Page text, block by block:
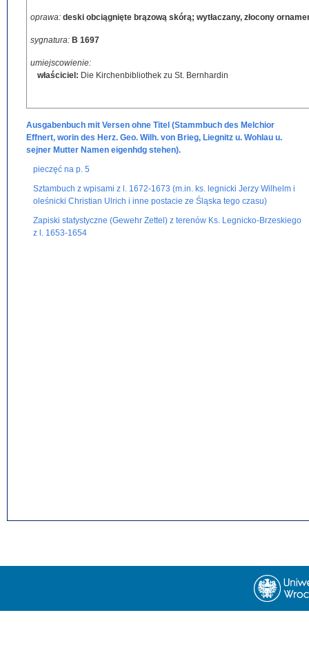
oprawa: deski obciągnięte brązową skórą; wytłaczany, złocony
sygnatura: B 1697
umiejscowienie:
właściciel: Die Kirchenbibliothek zu St. Bernhardin
Ausgabenbuch mit Versen ohne Titel (Stammbuch des Melchior
Effnert, worin des Herz. Geo. Wilh. von Brieg, Liegnitz u. Wohlau u.
sejner Mutter Namen eigenhdg stehen).
pieczęć na p. 5
Sztambuch z wpisami z l. 1672-1673 (m.in. ks. legnicki Jerzy Wilhelm i
oleśnicki Christian Ulrich i inne postacie ze Śląska tego czasu)
Zapiski statystyczne (Gewehr Zettel) z terenów Ks. Legnicko-Brzeskiego
z l. 1653-1654